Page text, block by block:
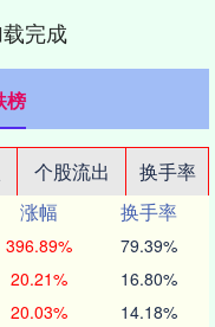
完成
榜
个股流出
换手率
涨幅
换手率
396.89% 79.39%
20.21% 16.80%
20.03% 14.18%